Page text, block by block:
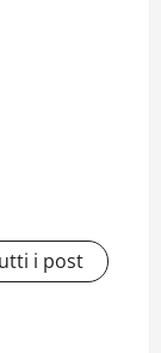
i post